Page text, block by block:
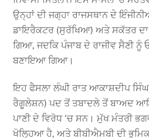
ਉਨ੍ਹਾਂ ਦੀ ਜਗ੍ਹਾ ਰਾਜਸਥਾਨ ਦੇ
ਡਾਇਰੈਕਟਰ (ਸੁਰੱਖਿਆ) ਅਤੇ ਸਕੱਤਰ
ਗਿਆ, ਜਦਕਿ ਪੰਜਾਬ ਦੇ ਰਾਜੀਵ ਸੈਣੀ ਨੂੰ
ਬਣਾਇਆ ਗਿਆ।
ਇਹ ਫੈਸਲਾ ਲੰਘੀ ਰਾਤ ਆਕਾਸ਼ਦੀਪ
ਰੈਗੂਲੇਸ਼ਨ) ਪਦ ਤੋਂ ਤਬਾਦਲੇ ਤੋਂ ਬਾਅਦ
ਪਾਣੀ ਦੇ ਵਿਰੋਧ ‘ਚ ਸਨ। ਮੁੱਖ ਮੰਤਰੀ
ਖੋਲ੍ਹਿਆ ਹੈ, ਅਤੇ ਬੀਬੀਐਮਬੀ ਦੀ